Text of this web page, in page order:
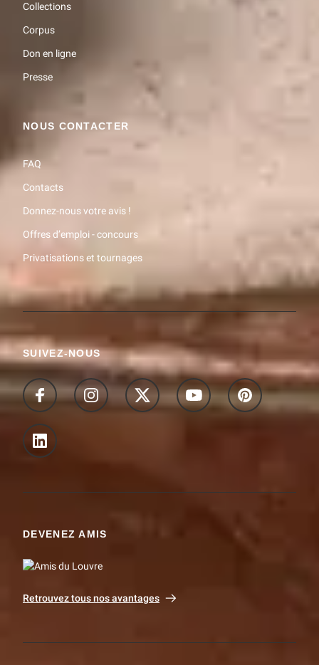
Collections
Corpus
Don en ligne
Presse
NOUS CONTACTER
FAQ
Contacts
Donnez-nous votre avis !
Offres d’emploi - concours
Privatisations et tournages
SUIVEZ-NOUS
DEVENEZ AMIS
Retrouvez tous nos avantages